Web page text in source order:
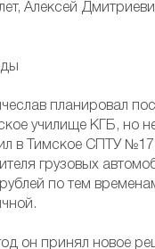
Алексей
планировал
училище КГБ, но
в Тимское СПТУ
грузовых
по тем
он принял новое